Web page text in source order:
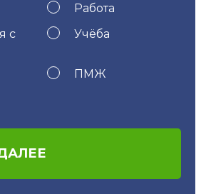
Работа
с
Учёба
ПМЖ